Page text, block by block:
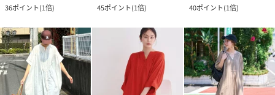
36ポイント(1倍)
45ポイント(1倍)
40ポイント(1倍)